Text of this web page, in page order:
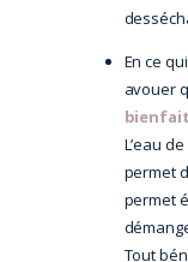
En ce
avouer
L’eau
permet
permet
Tout